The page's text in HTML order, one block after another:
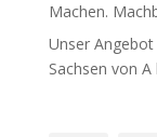
Machen.
Unser
Sachsen von A